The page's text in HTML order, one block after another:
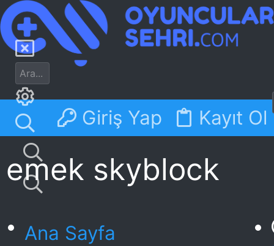
Giriş Yap Kayıt Ol
emek skyblock
Ana Sayfa